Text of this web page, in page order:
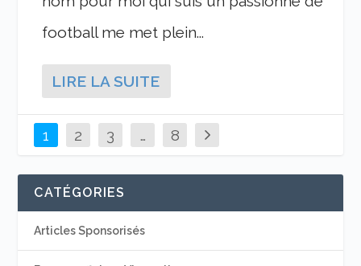
football me met plein...
LIRE LA SUITE
1 2 3 … 8
CATÉGORIES
Articles Sponsorisés